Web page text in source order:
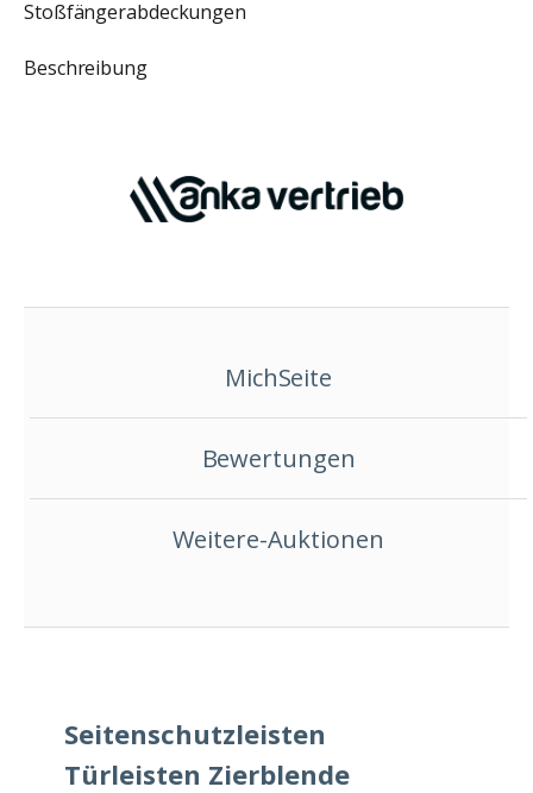
Stoßfängerabdeckungen
Beschreibung
MichSeite
Bewertungen
Weitere-Auktionen
Seitenschutzleisten
Türleisten Zierblende